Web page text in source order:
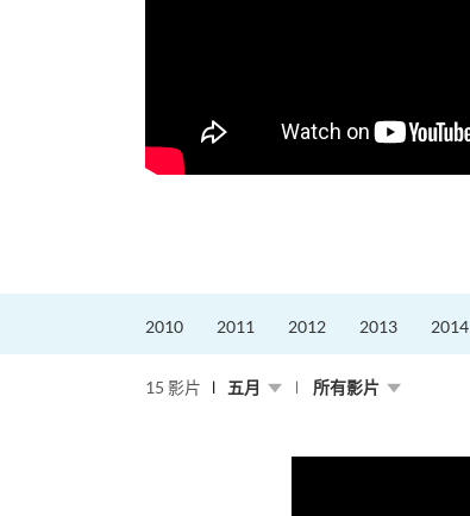
2010 2011 2012 2013 2014
15 影片 五月 所有影片